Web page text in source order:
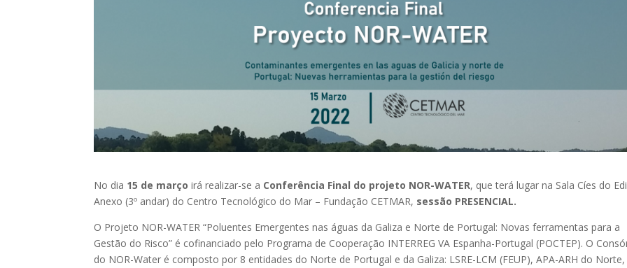
No dia 15 de março irá realizar-se a Conferência Final do projeto NOR-WATER, que terá lugar na Sala Cíes do
Anexo (3º andar) do Centro Tecnológico do Mar – Fundação CETMAR, sessão PRESENCIAL.
O Projeto NOR-WATER “Poluentes Emergentes nas águas da Galiza e Norte de Portugal: Novas ferramentas para a
Gestão do Risco” é cofinanciado pelo Programa de Cooperação INTERREG VA Espanha-Portugal (POCTEP). O
do NOR-Water é composto por 8 entidades do Norte de Portugal e da Galiza: LSRE-LCM (FEUP), APA-ARH do Norte,